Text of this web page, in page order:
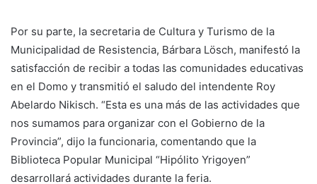
Por su parte, la secretaria de Cultura y Turismo de la
Municipalidad de Resistencia, Bárbara Lösch, manifestó la
satisfacción de recibir a todas las comunidades educativas
en el Domo y transmitió el saludo del intendente Roy
Abelardo Nikisch. “Esta es una más de las actividades que
nos sumamos para organizar con el Gobierno de la
Provincia”, dijo la funcionaria, comentando que la
Biblioteca Popular Municipal “Hipólito Yrigoyen”
desarrollará actividades durante la feria.